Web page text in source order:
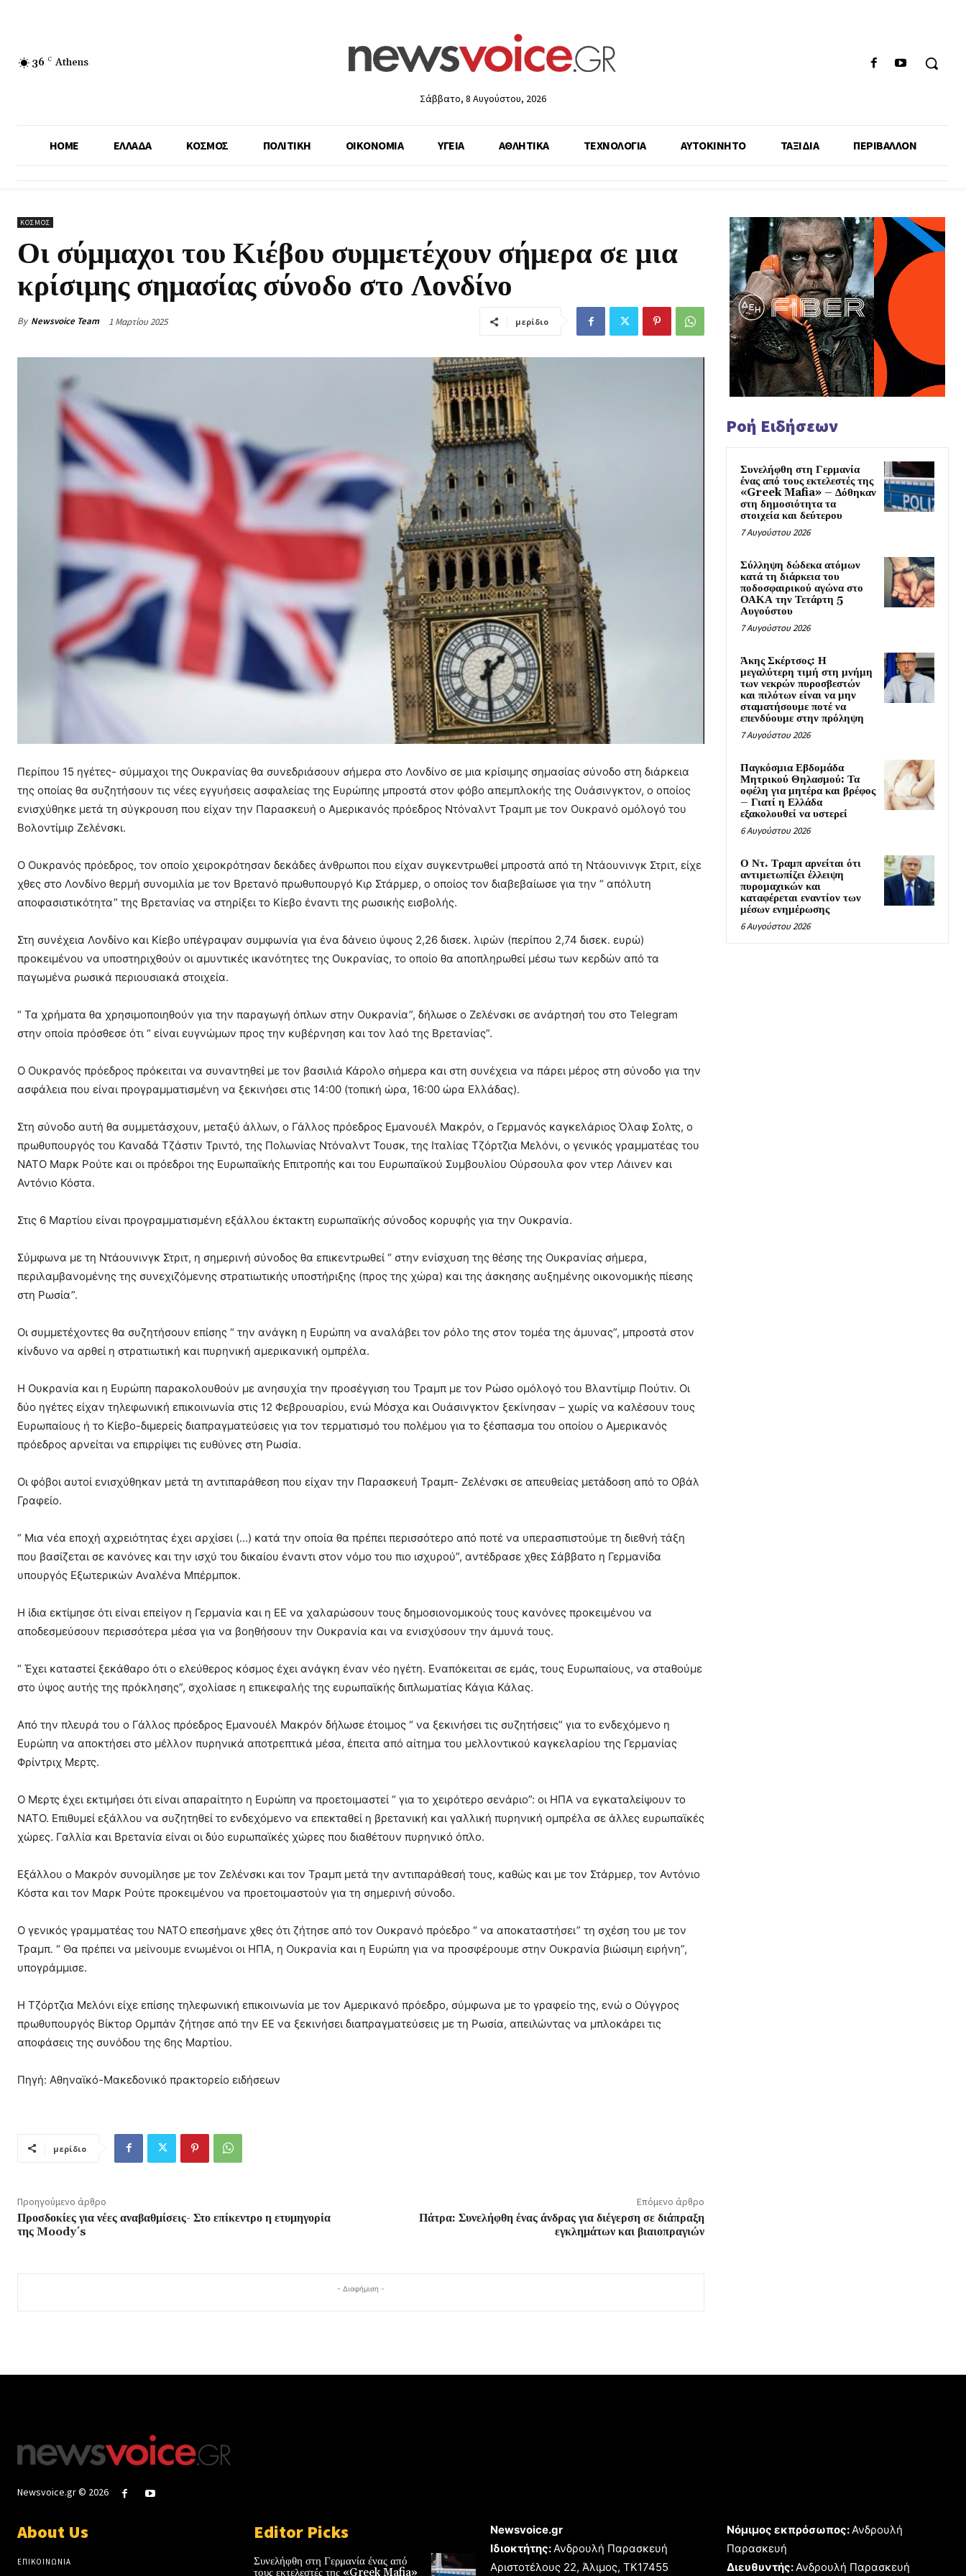
36 C Athens
Σάββατο, 8 Αυγούστου, 2026
HOME ΕΛΛΑΔΑ ΚΟΣΜΟΣ ΠΟΛΙΤΙΚΗ ΟΙΚΟΝΟΜΙΑ ΥΓΕΙΑ ΑΘΛΗΤΙΚΑ ΤΕΧΝΟΛΟΓΙΑ ΑΥΤΟΚΙΝΗΤΟ ΤΑΞΙΔΙΑ ΠΕΡΙΒΑΛΛΟΝ
ΚΟΣΜΟΣ
Οι σύμμαχοι του Κιέβου συμμετέχουν σήμερα σε μια
κρίσιμης σημασίας σύνοδο στο Λονδίνο
By Newsvoice Team 1 Μαρτίου 2025 μερίδιο
Περίπου 15 ηγέτες- σύμμαχοι της Ουκρανίας θα συνεδριάσουν σήμερα στο Λονδίνο σε μια κρίσιμης σημασίας σύνοδο στη διάρκεια
της οποίας θα συζητήσουν τις νέες εγγυήσεις ασφαλείας της Ευρώπης μπροστά στον φόβο απεμπλοκής της Ουάσινγκτον, ο οποίος
ενισχύθηκε μετά τη σύγκρουση που είχαν την Παρασκευή ο Αμερικανός πρόεδρος Ντόναλντ Τραμπ με τον Ουκρανό ομόλογό του
Βολοντίμιρ Ζελένσκι.
Ο Ουκρανός πρόεδρος, τον οποίο χειροκρότησαν δεκάδες άνθρωποι που είχαν συγκεντρωθεί μπροστά από τη Ντάουνινγκ Στριτ, είχε
χθες στο Λονδίνο θερμή συνομιλία με τον Βρετανό πρωθυπουργό Κιρ Στάρμερ, ο οποίος τον διαβεβαίωσε για την “ απόλυτη
αποφασιστικότητα” της Βρετανίας να στηρίξει το Κίεβο έναντι της ρωσικής εισβολής.
Στη συνέχεια Λονδίνο και Κίεβο υπέγραψαν συμφωνία για ένα δάνειο ύψους 2,26 δισεκ. λιρών (περίπου 2,74 δισεκ. ευρώ)
προκειμένου να υποστηριχθούν οι αμυντικές ικανότητες της Ουκρανίας, το οποίο θα αποπληρωθεί μέσω των κερδών από τα
παγωμένα ρωσικά περιουσιακά στοιχεία.
“ Τα χρήματα θα χρησιμοποιηθούν για την παραγωγή όπλων στην Ουκρανία”, δήλωσε ο Ζελένσκι σε ανάρτησή του στο Telegram
στην οποία πρόσθεσε ότι “ είναι ευγνώμων προς την κυβέρνηση και τον λαό της Βρετανίας”.
Ο Ουκρανός πρόεδρος πρόκειται να συναντηθεί με τον βασιλιά Κάρολο σήμερα και στη συνέχεια να πάρει μέρος στη σύνοδο για την
ασφάλεια που είναι προγραμματισμένη να ξεκινήσει στις 14:00 (τοπική ώρα, 16:00 ώρα Ελλάδας).
Στη σύνοδο αυτή θα συμμετάσχουν, μεταξύ άλλων, ο Γάλλος πρόεδρος Εμανουέλ Μακρόν, ο Γερμανός καγκελάριος Όλαφ Σολτς, ο
πρωθυπουργός του Καναδά Τζάστιν Τριντό, της Πολωνίας Ντόναλντ Τουσκ, της Ιταλίας Τζόρτζια Μελόνι, ο γενικός γραμματέας του
ΝΑΤΟ Μαρκ Ρούτε και οι πρόεδροι της Ευρωπαϊκής Επιτροπής και του Ευρωπαϊκού Συμβουλίου Ούρσουλα φον ντερ Λάινεν και
Αντόνιο Κόστα.
Στις 6 Μαρτίου είναι προγραμματισμένη εξάλλου έκτακτη ευρωπαϊκής σύνοδος κορυφής για την Ουκρανία.
Σύμφωνα με τη Ντάουνινγκ Στριτ, η σημερινή σύνοδος θα επικεντρωθεί “ στην ενίσχυση της θέσης της Ουκρανίας σήμερα,
περιλαμβανομένης της συνεχιζόμενης στρατιωτικής υποστήριξης (προς της χώρα) και της άσκησης αυξημένης οικονομικής πίεσης
στη Ρωσία”.
Οι συμμετέχοντες θα συζητήσουν επίσης “ την ανάγκη η Ευρώπη να αναλάβει τον ρόλο της στον τομέα της άμυνας”, μπροστά στον
κίνδυνο να αρθεί η στρατιωτική και πυρηνική αμερικανική ομπρέλα.
Η Ουκρανία και η Ευρώπη παρακολουθούν με ανησυχία την προσέγγιση του Τραμπ με τον Ρώσο ομόλογό του Βλαντίμιρ Πούτιν. Οι
δύο ηγέτες είχαν τηλεφωνική επικοινωνία στις 12 Φεβρουαρίου, ενώ Μόσχα και Ουάσινγκτον ξεκίνησαν – χωρίς να καλέσουν τους
Ευρωπαίους ή το Κίεβο-διμερείς διαπραγματεύσεις για τον τερματισμό του πολέμου για το ξέσπασμα του οποίου ο Αμερικανός
πρόεδρος αρνείται να επιρρίψει τις ευθύνες στη Ρωσία.
Οι φόβοι αυτοί ενισχύθηκαν μετά τη αντιπαράθεση που είχαν την Παρασκευή Τραμπ- Ζελένσκι σε απευθείας μετάδοση από το Οβάλ
Γραφείο.
“ Μια νέα εποχή αχρειότητας έχει αρχίσει (…) κατά την οποία θα πρέπει περισσότερο από ποτέ να υπερασπιστούμε τη διεθνή τάξη
που βασίζεται σε κανόνες και την ισχύ του δικαίου έναντι στον νόμο του πιο ισχυρού”, αντέδρασε χθες Σάββατο η Γερμανίδα
υπουργός Εξωτερικών Αναλένα Μπέρμποκ.
Η ίδια εκτίμησε ότι είναι επείγον η Γερμανία και η ΕΕ να χαλαρώσουν τους δημοσιονομικούς τους κανόνες προκειμένου να
αποδεσμεύσουν περισσότερα μέσα για να βοηθήσουν την Ουκρανία και να ενισχύσουν την άμυνά τους.
“ Έχει καταστεί ξεκάθαρο ότι ο ελεύθερος κόσμος έχει ανάγκη έναν νέο ηγέτη. Εναπόκειται σε εμάς, τους Ευρωπαίους, να σταθούμε
στο ύψος αυτής της πρόκλησης”, σχολίασε η επικεφαλής της ευρωπαϊκής διπλωματίας Κάγια Κάλας.
Από την πλευρά του ο Γάλλος πρόεδρος Εμανουέλ Μακρόν δήλωσε έτοιμος “ να ξεκινήσει τις συζητήσεις” για το ενδεχόμενο η
Ευρώπη να αποκτήσει στο μέλλον πυρηνικά αποτρεπτικά μέσα, έπειτα από αίτημα του μελλοντικού καγκελαρίου της Γερμανίας
Φρίντριχ Μερτς.
Ο Μερτς έχει εκτιμήσει ότι είναι απαραίτητο η Ευρώπη να προετοιμαστεί “ για το χειρότερο σενάριο”: οι ΗΠΑ να εγκαταλείψουν το
ΝΑΤΟ. Επιθυμεί εξάλλου να συζητηθεί το ενδεχόμενο να επεκταθεί η βρετανική και γαλλική πυρηνική ομπρέλα σε άλλες ευρωπαϊκές
χώρες. Γαλλία και Βρετανία είναι οι δύο ευρωπαϊκές χώρες που διαθέτουν πυρηνικό όπλο.
Εξάλλου ο Μακρόν συνομίλησε με τον Ζελένσκι και τον Τραμπ μετά την αντιπαράθεσή τους, καθώς και με τον Στάρμερ, τον Αντόνιο
Κόστα και τον Μαρκ Ρούτε προκειμένου να προετοιμαστούν για τη σημερινή σύνοδο.
Ο γενικός γραμματέας του ΝΑΤΟ επεσήμανε χθες ότι ζήτησε από τον Ουκρανό πρόεδρο “ να αποκαταστήσει” τη σχέση του με τον
Τραμπ. “ Θα πρέπει να μείνουμε ενωμένοι οι ΗΠΑ, η Ουκρανία και η Ευρώπη για να προσφέρουμε στην Ουκρανία βιώσιμη ειρήνη”,
υπογράμμισε.
Η Τζόρτζια Μελόνι είχε επίσης τηλεφωνική επικοινωνία με τον Αμερικανό πρόεδρο, σύμφωνα με το γραφείο της, ενώ ο Ούγγρος
πρωθυπουργός Βίκτορ Ορμπάν ζήτησε από την ΕΕ να ξεκινήσει διαπραγματεύσεις με τη Ρωσία, απειλώντας να μπλοκάρει τις
αποφάσεις της συνόδου της 6ης Μαρτίου.
Πηγή: Αθηναϊκό-Μακεδονικό πρακτορείο ειδήσεων
μερίδιο
Προηγούμενο άρθρο
Προσδοκίες για νέες αναβαθμίσεις- Στο επίκεντρο η ετυμηγορία
της Moody΄s
Επόμενο άρθρο
Πάτρα: Συνελήφθη ένας άνδρας για διέγερση σε διάπραξη
εγκλημάτων και βιαιοπραγιών
- Διαφήμιση -
Ροή Ειδήσεων
Συνελήφθη στη Γερμανία
ένας από τους εκτελεστές της
«Greek Mafia» – Δόθηκαν
στη δημοσιότητα τα
στοιχεία και δεύτερου
7 Αυγούστου 2026
Σύλληψη δώδεκα ατόμων
κατά τη διάρκεια του
ποδοσφαιρικού αγώνα στο
ΟΑΚΑ την Τετάρτη 5
Αυγούστου
7 Αυγούστου 2026
Άκης Σκέρτσος: Η
μεγαλύτερη τιμή στη μνήμη
των νεκρών πυροσβεστών
και πιλότων είναι να μην
σταματήσουμε ποτέ να
επενδύουμε στην πρόληψη
7 Αυγούστου 2026
Παγκόσμια Εβδομάδα
Μητρικού Θηλασμού: Τα
οφέλη για μητέρα και βρέφος
– Γιατί η Ελλάδα
εξακολουθεί να υστερεί
6 Αυγούστου 2026
Ο Ντ. Τραμπ αρνείται ότι
αντιμετωπίζει έλλειψη
πυρομαχικών και
καταφέρεται εναντίον των
μέσων ενημέρωσης
6 Αυγούστου 2026
Newsvoice.gr © 2026
About Us
ΕΠΙΚΟΙΝΩΝΙΑ
Editor Picks
Συνελήφθη στη Γερμανία ένας από
τους εκτελεστές της «Greek Mafia»
Newsvoice.gr
Ιδιοκτήτης:Ανδρουλή Παρασκευή
Αριστοτέλους 22, Άλιμος, TK17455
Νόμιμος εκπρόσωπος:Ανδρουλή
Παρασκευή
Διευθυντής:Ανδρουλή Παρασκευή